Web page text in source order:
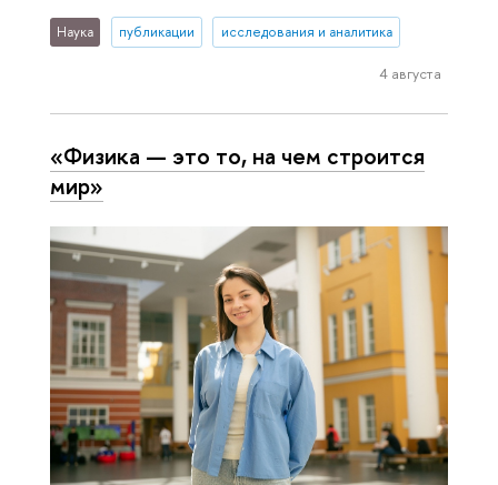
Наука публикации исследования и аналитика
4 августа
«Физика — это то, на чем строится
мир»